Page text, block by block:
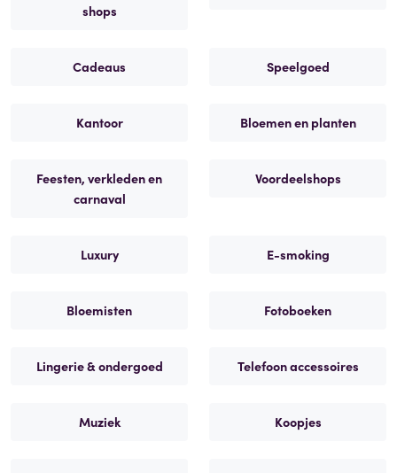
shops
Cadeaus Speelgoed
Kantoor Bloemen en planten
Feesten, verkleden en
carnaval
Voordeelshops
Luxury E-smoking
Bloemisten Fotoboeken
Lingerie & ondergoed Telefoon accessoires
Muziek Koopjes